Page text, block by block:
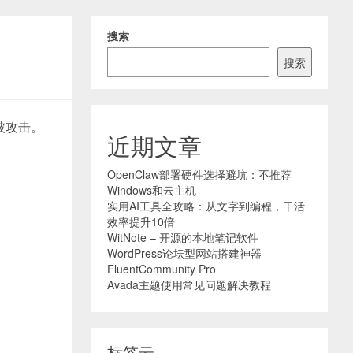
击。
搜索
搜索
近期文章
OpenClaw部署硬件选择避坑：不推荐
Windows和云主机
实用AI工具全攻略：从文字到编程，干活
效率提升10倍
WitNote – 开源的本地笔记软件
WordPress论坛型网站搭建神器 –
FluentCommunity Pro
Avada主题使用常见问题解决教程